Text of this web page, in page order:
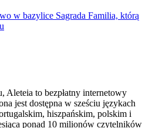
w bazylice Sagrada Familia, którą
Aleteia to bezpłatny internetowy
jest dostępna w sześciu językach
hiszpańskim, polskim i
ponad 10 milionów czytelników